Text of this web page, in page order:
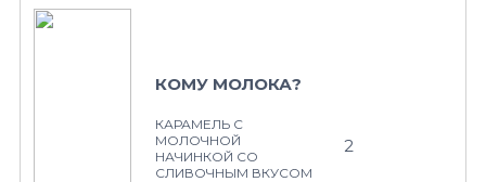
КОМУ МОЛОКА?
КАРАМЕЛЬ С
МОЛОЧНОЙ
НАЧИНКОЙ СО
СЛИВОЧНЫМ ВКУСОМ
2